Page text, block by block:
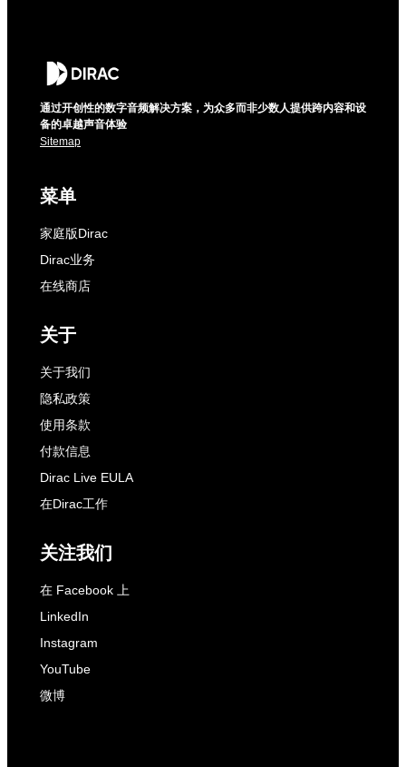
通过开创性的数字音频解决方案，为众多而非少数人提供跨内容和设
备的卓越声音体验
Sitemap
菜单
家庭版Dirac
Dirac业务
在线商店
关于
关于我们
隐私政策
使用条款
付款信息
Dirac Live EULA
在Dirac工作
关注我们
在 Facebook 上
LinkedIn
Instagram
YouTube
微博